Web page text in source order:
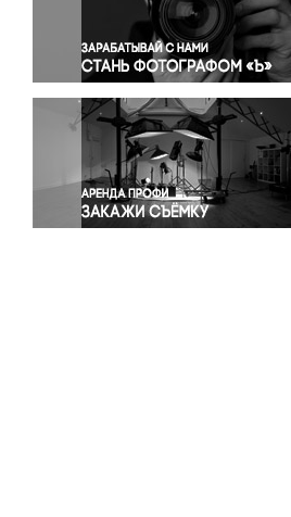
Правосудие
Происшествия и конфликты
Религия
Светская жизнь
Спорт
Экология
Экономика и бизнес